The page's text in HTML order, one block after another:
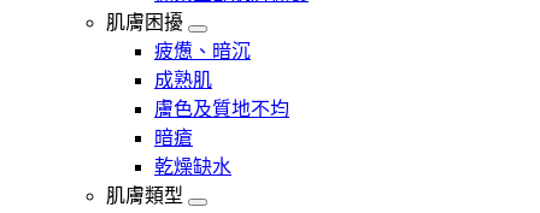
肌膚困擾
疲憊、暗沉
成熟肌
膚色及質地不均
暗瘡​
乾燥缺水
肌膚類型